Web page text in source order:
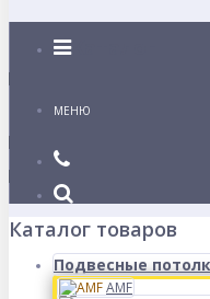
Каталог
МЕНЮ
Каталог товаров
Подвесные
AMF